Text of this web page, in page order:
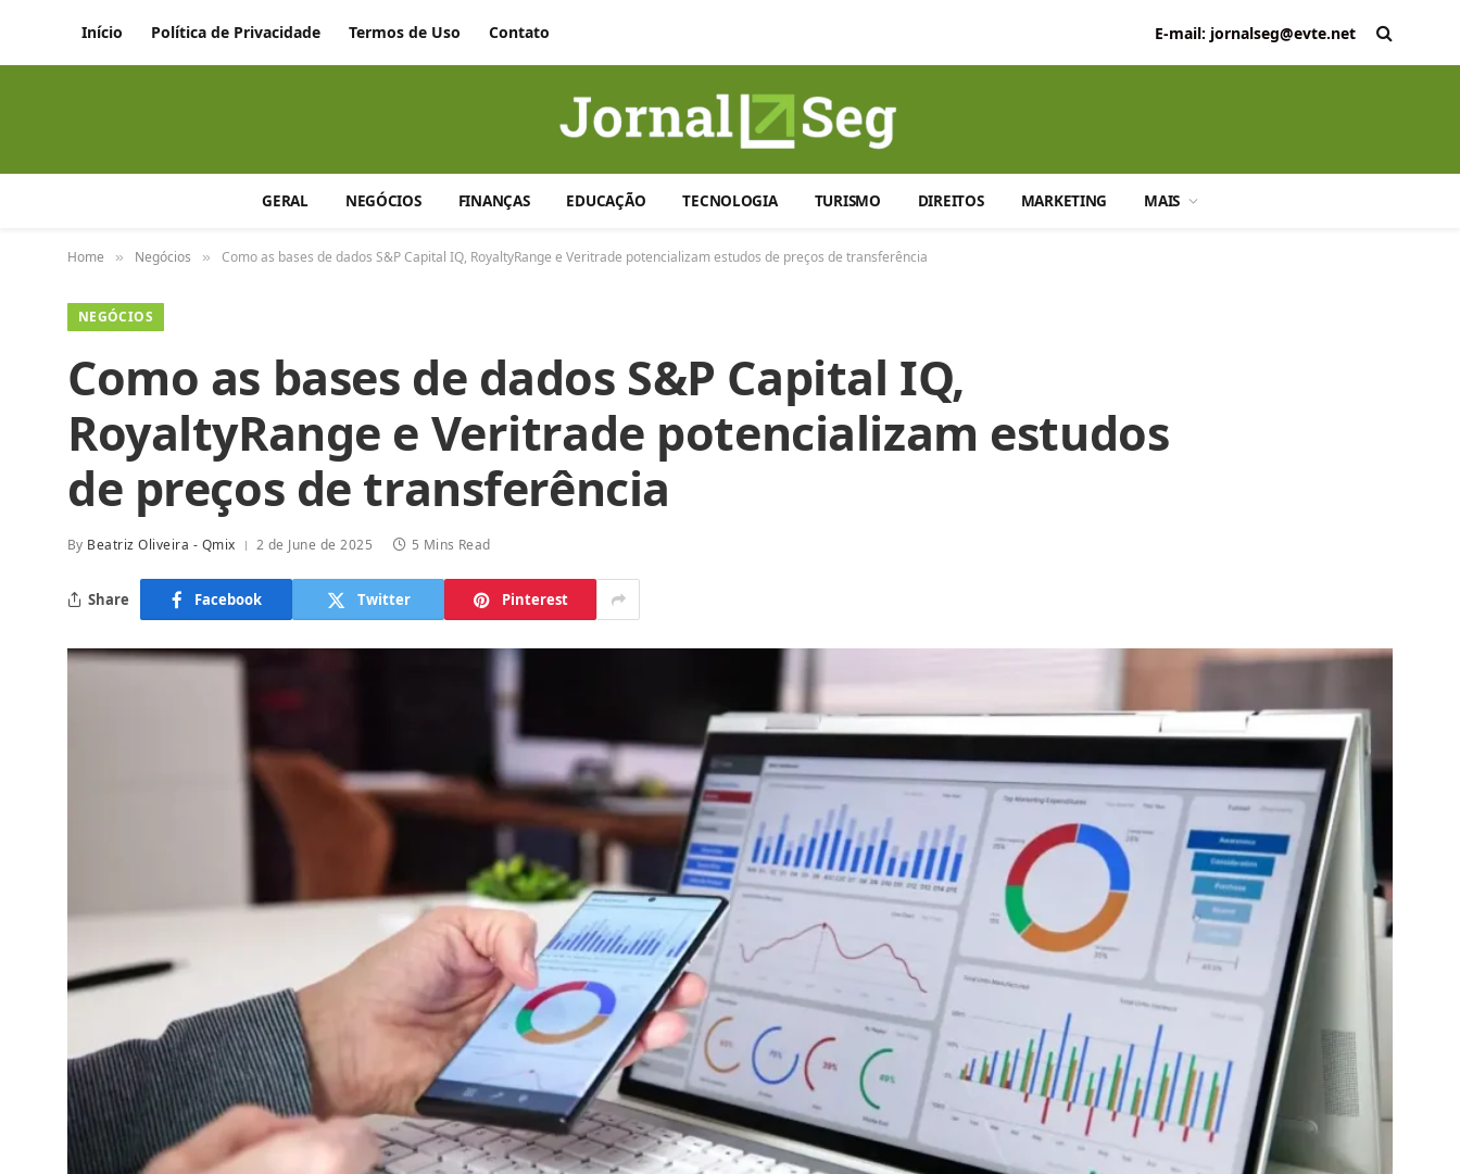
Início Política de Privacidade Termos de Uso Contato E-mail: jornalseg@evte.net
GERAL NEGÓCIOS FINANÇAS EDUCAÇÃO TECNOLOGIA TURISMO DIREITOS MARKETING MAIS
Home » Negócios » Como as bases de dados S&P Capital IQ, RoyaltyRange e Veritrade potencializam estudos de preços de transferência
NEGÓCIOS
Como as bases de dados S&P Capital IQ,
RoyaltyRange e Veritrade potencializam estudos
de preços de transferência
By Beatriz Oliveira - Qmix 2 de June de 2025 5 Mins Read
Share Facebook Twitter Pinterest